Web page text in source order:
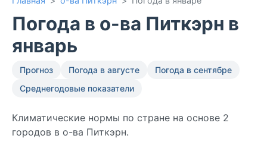
Погода в о-ва Питкэрн в
январь
Прогноз Погода в августе
Погода в сентябре
Среднегодовые показатели
Климатические нормы по стране на основе 2
городов в о-ва Питкэрн.